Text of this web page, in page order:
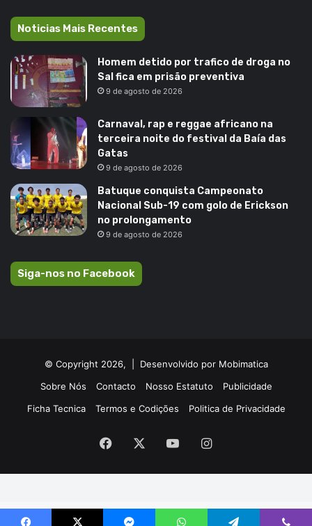
Noticias Mais Recentes
Homem detido por trafico de droga no
Sal fica em prisão preventiva
9 de agosto de 2026
Carnaval, rap e reggae africano na
terceira noite do festival da Baía das
Gatas
9 de agosto de 2026
Batuque conquista Campeonato
Nacional Sub-19 com golo de Erickson
no prolongamento
9 de agosto de 2026
Siga-nos no Facebook
© Copyright 2026, | Desenvolvido por Mobimatica
Sobre Nós
Contacto Nosso Estatuto
Publicidade
Ficha Tecnica
Termos e Codições Politica de Privacidade
Facebook YouTubeInstagram